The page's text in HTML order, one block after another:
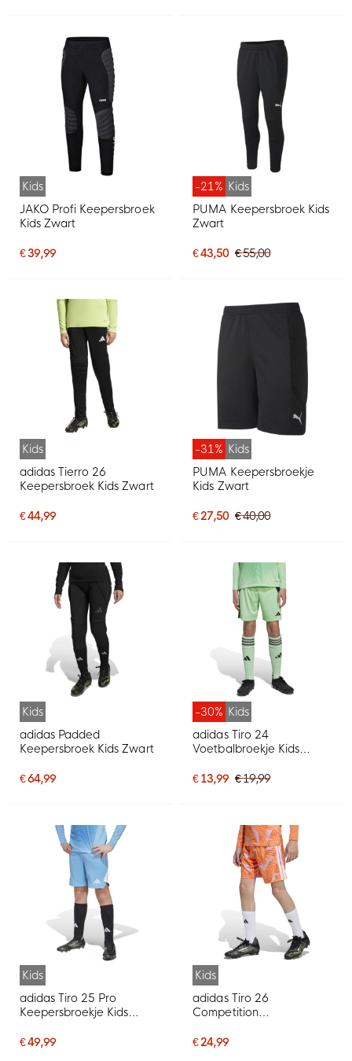
Kids
JAKO Profi Keepersbroek
Kids Zwart
€ 39,99
-21% Kids
PUMA Keepersbroek Kids
Zwart
€ 43,50 € 55,00
Kids
adidas Tierro 26
Keepersbroek Kids Zwart
€ 44,99
-31% Kids
PUMA Keepersbroekje
Kids Zwart
€ 27,50 € 40,00
Kids
adidas Padded
Keepersbroek Kids Zwart
€ 64,99
-30% Kids
adidas Tiro 24
Voetbalbroekje Kids
€ 13,99 € 19,99
Kids
adidas Tiro 25 Pro
Keepersbroekje Kids
€ 49,99
Kids
adidas Tiro 26
Competition
Oranje
€ 24,99